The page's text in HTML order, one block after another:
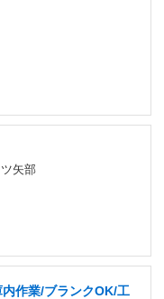
矢部
作業/ブランクOK/工